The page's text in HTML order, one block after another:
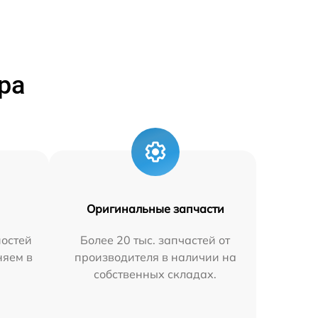
в
Оригинальные запчасти
Более 20 тыс. запчастей от
производителя в наличии на
собственных складах.